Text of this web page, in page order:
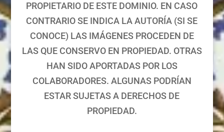
PROPIETARIO DE ESTE DOMINIO. EN CASO
CONTRARIO SE INDICA LA AUTORÍA (SI SE
CONOCE) LAS IMÁGENES PROCEDEN DE
LAS QUE CONSERVO EN PROPIEDAD. OTRAS
HAN SIDO APORTADAS POR LOS
COLABORADORES. ALGUNAS PODRÍAN
ESTAR SUJETAS A DERECHOS DE
PROPIEDAD.